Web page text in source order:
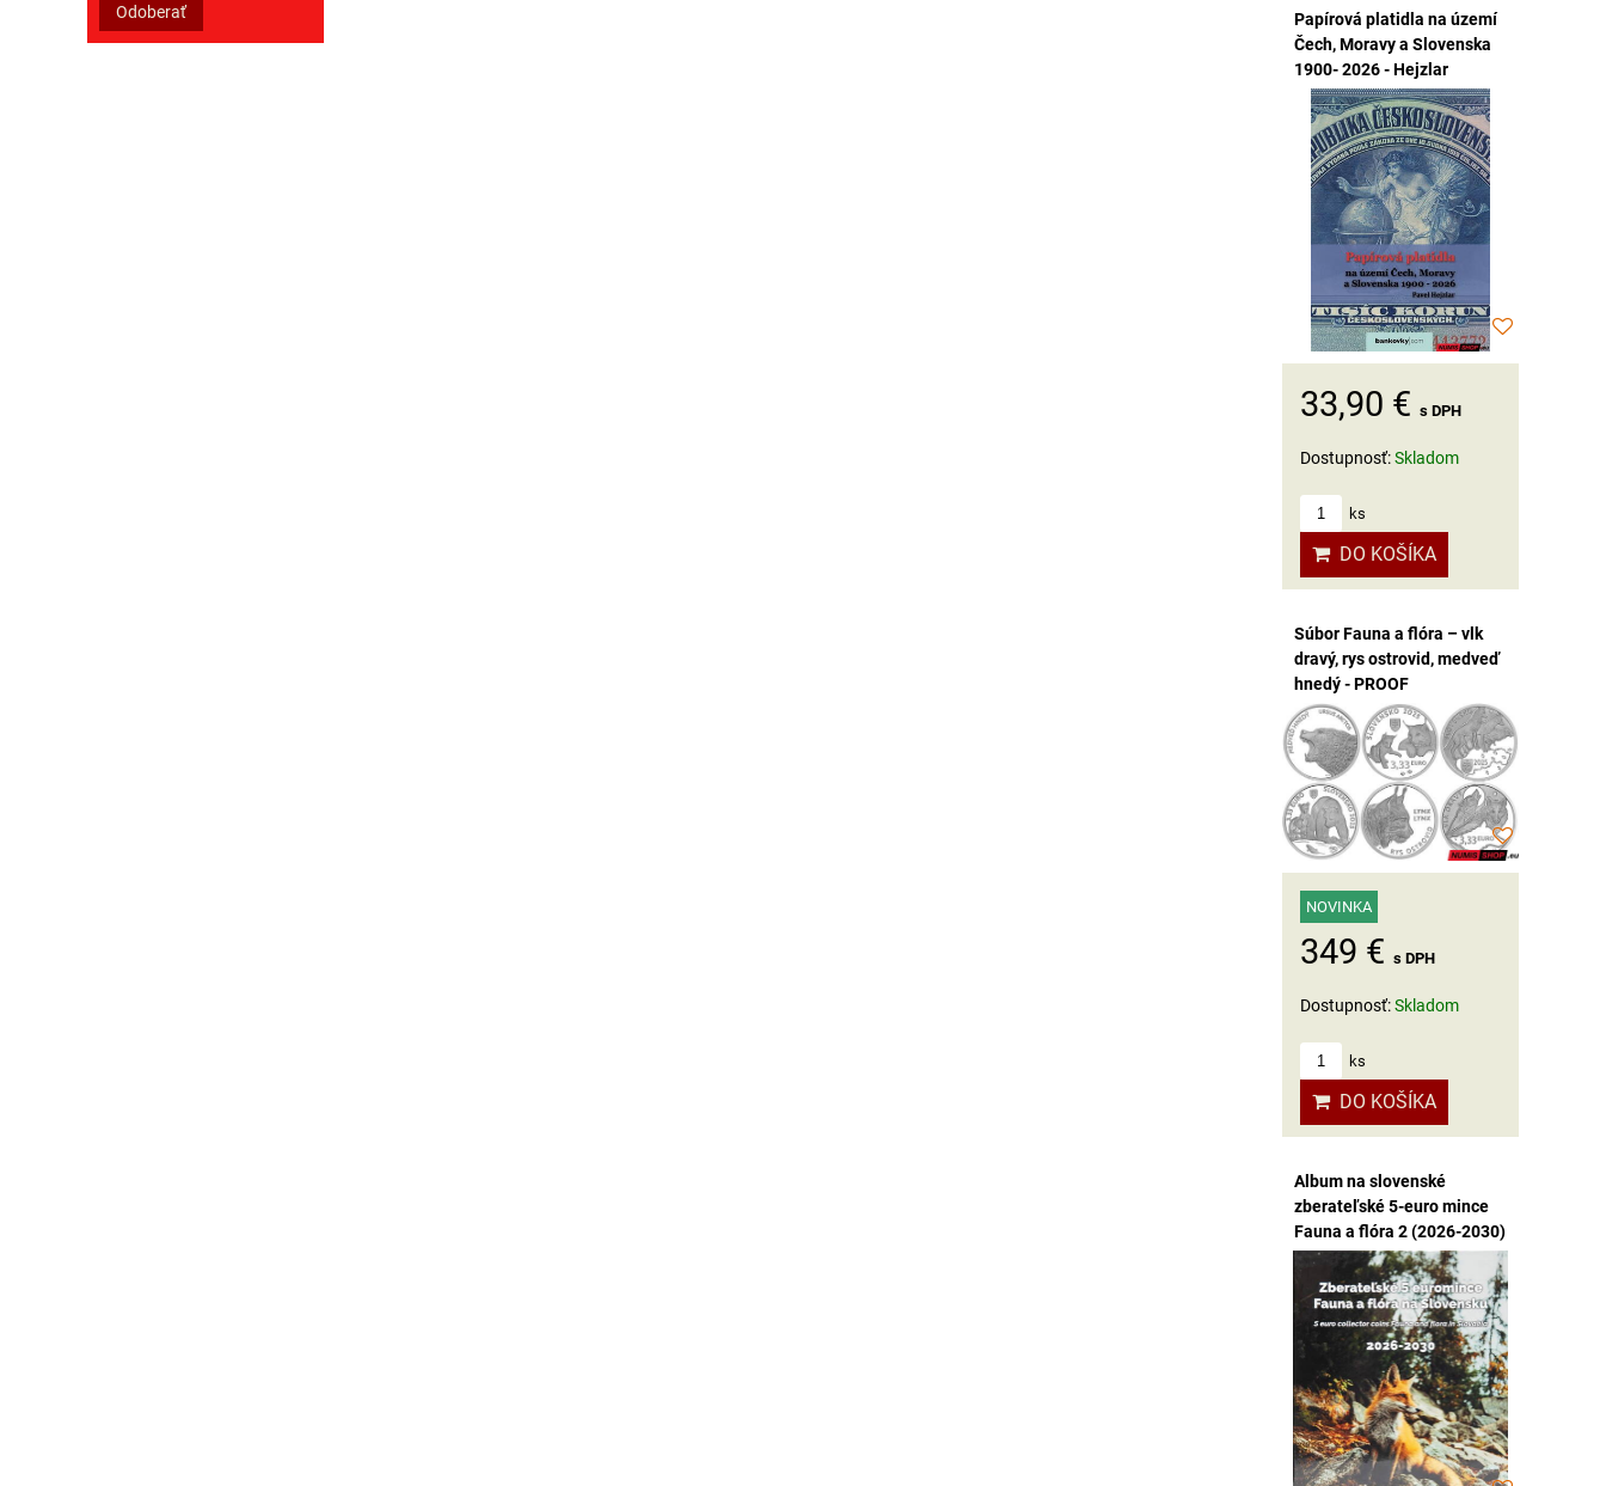
Odoberať
Papírová platidla na území
Čech, Moravy a Slovenska
1900- 2026 - Hejzlar
33,90 € s DPH
Dostupnosť:Skladom
ks
DO KOŠÍKA
Súbor Fauna a flóra – vlk
dravý, rys ostrovid, medveď
hnedý - PROOF
NOVINKA
349 € s DPH
Dostupnosť:Skladom
ks
DO KOŠÍKA
Album na slovenské
zberateľské 5-euro mince
Fauna a flóra 2 (2026-2030)